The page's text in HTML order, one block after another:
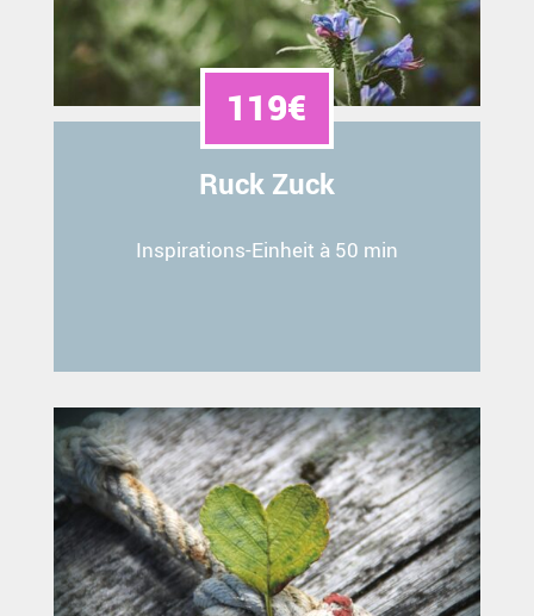
119€
Ruck Zuck
Inspirations-Einheit à 50 min